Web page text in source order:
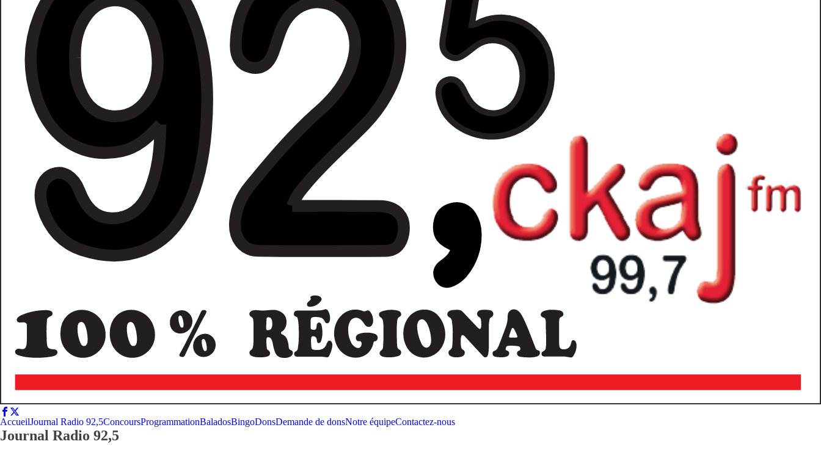
AccueilJournal Radio 92,5ConcoursProgrammationBaladosBingoDonsDemande de donsNotre équipeContactez-nous
Journal Radio 92,5